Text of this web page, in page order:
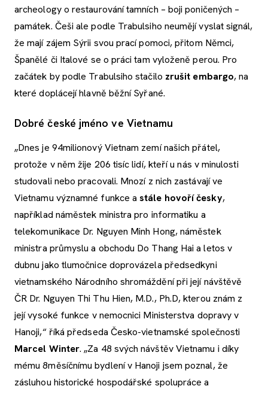
archeology o restaurování tamních – boji poničených –
památek. Češi ale podle Trabulsiho neumějí vyslat signál,
že mají zájem Sýrii svou prací pomoci, přitom Němci,
Španělé či Italové se o práci tam vyloženě perou. Pro
začátek by podle Trabulsiho stačilo zrušit embargo, na
které doplácejí hlavně běžní Syřané.
Dobré české jméno ve Vietnamu
„Dnes je 94milionový Vietnam zemí našich přátel,
protože v něm žije 206 tisíc lidí, kteří u nás v minulosti
studovali nebo pracovali. Mnozí z nich zastávají ve
Vietnamu významné funkce astále hovoří česky,
například náměstek ministra pro informatiku a
telekomunikace Dr. Nguyen Minh Hong, náměstek
ministra průmyslu a obchodu Do Thang Hai a letos v
dubnu jako tlumočnice doprovázela předsedkyni
vietnamského Národního shromáždění při její návštěvě
ČR Dr. Nguyen Thi Thu Hien, M.D., Ph.D, kterou znám z
její vysoké funkce v nemocnici Ministerstva dopravy v
Hanoji,“ říká předseda Česko-vietnamské společnosti
Marcel Winter. „Za 48 svých návštěv Vietnamu i díky
mému 8měsíčnímu bydlení v Hanoji jsem poznal, že
zásluhou historické hospodářské spolupráce a